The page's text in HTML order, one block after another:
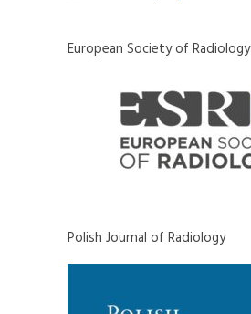
European Society of Radiology
Polish Journal of Radiology